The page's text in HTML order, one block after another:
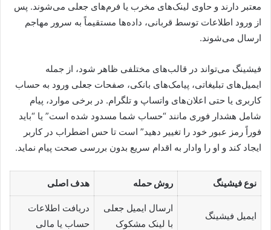
معتبر دارند و حاوی لینک‌های مخرب یا فرم‌های جعلی می‌شوند. پس
از ورود اطلاعات توسط قربانی، داده‌ها مستقیماً به سرور مهاجم
ارسال می‌شوند.
فیشینگ می‌تواند در قالب‌های مختلفی ظاهر شود، از جمله
ایمیل‌های تبلیغاتی، پیامک‌های بانکی، صفحات جعلی ورود به حساب
کاربری یا حتی اعلان‌های واتساپ و تلگرام. در برخی موارد، پیام
شامل هشدار فوری مانند “حساب شما مسدود شده است” یا “باید
فوراً رمز عبور خود را تغییر دهید” است تا حس اضطراب در کاربر
ایجاد کند و او را وادار به اقدام سریع بدون بررسی صحت پیام نماید.
نوع فیشینگ روش حمله هدف اصلی
ایمیل فیشینگ
ارسال ایمیل جعلی
با لینک مشکوک
دریافت اطلاعات
حساب یا مالی